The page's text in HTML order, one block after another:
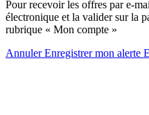
Pour recevoir les offres par e-
électronique et la valider sur la
rubrique « Mon compte »
AnnulerEnregistrer mon alerte